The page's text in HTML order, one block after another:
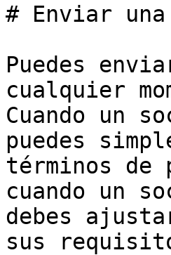
# Enviar
Puedes
cualquier
Cuando un
puedes
términos
cuando un
debes
sus